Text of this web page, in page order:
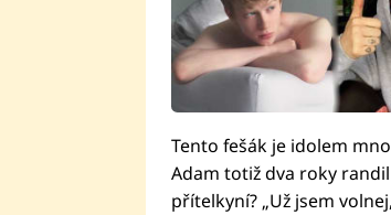
Tento fešák je idolem
Adam totiž dva roky
přítelkyní? „Už jsem